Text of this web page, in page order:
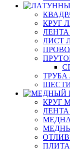
КРУГ
ЛИСТ
КРУГ